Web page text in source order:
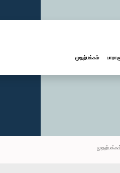
முதற்பக்கம்
முதற்பக்கம்